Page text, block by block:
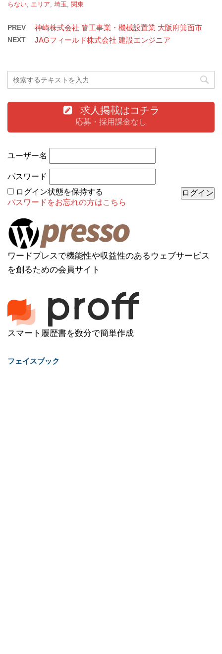
らない, エリア, 埼玉, 関東
PREV 神崎株式会社 管工事業・機械設置業 大阪府箕面市
NEXT JAGフィールド株式会社 建設エンジニア
求人掲載はコチラ
応募・採用課金なし
ユーザー名
パスワード
ログイン状態を保持する
パスワードをお忘れの方はこちら
ワードプレスで機能性や収益性のあるウェブサービス
を創るための会員サイト
スマート履歴書を数分で簡単作成
フェイスブック